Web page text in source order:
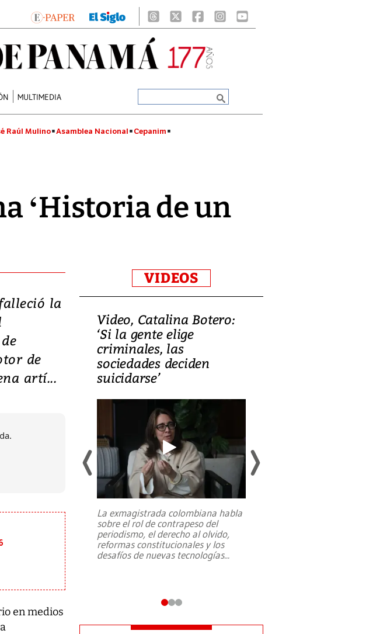
MULTIMEDIA
Raúl Mulino Asamblea Nacional Cepanim
‘Historia de un
la
de
artí...
en medios
VIDEOS
una
Video, Catalina Botero:
‘Si la gente elige
criminales, las
sociedades deciden
suicidarse’
La exmagistrada colombiana habla
sobre el rol de contrapeso del
periodismo, el derecho al olvido,
reformas constitucionales y los
desafíos de nuevas tecnologías...